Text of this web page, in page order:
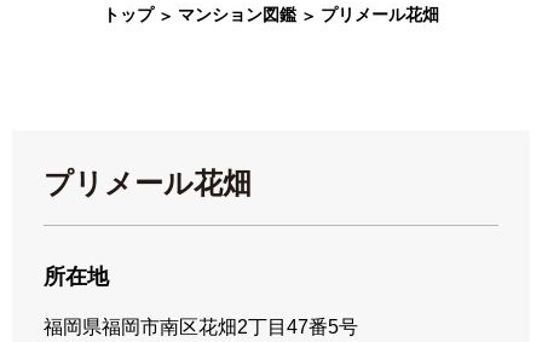
トップ マンション図鑑 プリメール花畑
プリメール花畑
所在地
福岡県福岡市南区花畑2丁目47番5号